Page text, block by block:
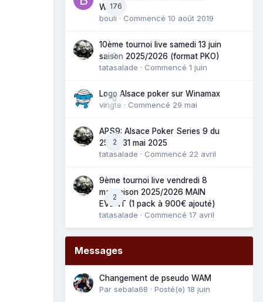
176
WAM
bouli · Commencé 10 août 2019
0
10ème tournoi live samedi 13 juin
saison 2025/2026 (format PKO)
tatasalade · Commencé 1 juin
0
Logo Alsace poker sur Winamax
vingte · Commencé 29 mai
2
APS9: Alsace Poker Series 9 du
25 au 31 mai 2025
tatasalade · Commencé 22 avril
2
9ème tournoi live vendredi 8
mai saison 2025/2026 MAIN
EVENT (1 pack à 900€ ajouté)
tatasalade · Commencé 17 avril
Messages
Changement de pseudo WAM
Par sebala68 · Posté(e) 18 juin